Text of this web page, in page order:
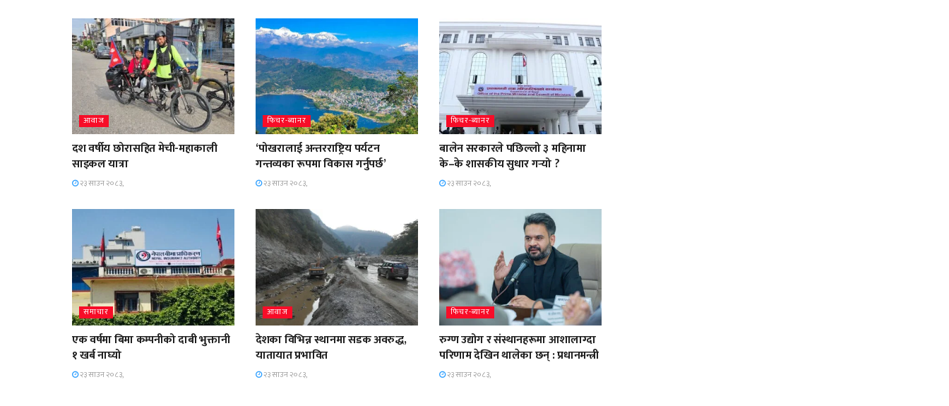
आवाज
दश वर्षीय छोरासहित मेची-महाकाली
साइकल यात्रा
२३ साउन २०८३,
फिचर-ब्यानर
‘पोखरालाई अन्तरराष्ट्रिय पर्यटन
गन्तव्यका रूपमा विकास गर्नुपर्छ’
२३ साउन २०८३,
फिचर-ब्यानर
बालेन सरकारले पछिल्लो ३ महिनामा
के–के शासकीय सुधार गर्‍यो ?
२३ साउन २०८३,
समाचार
एक वर्षमा बिमा कम्पनीको दाबी भुक्तानी
१ खर्ब नाघ्यो
२३ साउन २०८३,
आवाज
देशका विभिन्न स्थानमा सडक अवरुद्ध,
यातायात प्रभावित
२३ साउन २०८३,
फिचर-ब्यानर
रुग्ण उद्योग र संस्थानहरूमा आशालाग्दा
परिणाम देखिन थालेका छन् : प्रधानमन्त्री
२३ साउन २०८३,